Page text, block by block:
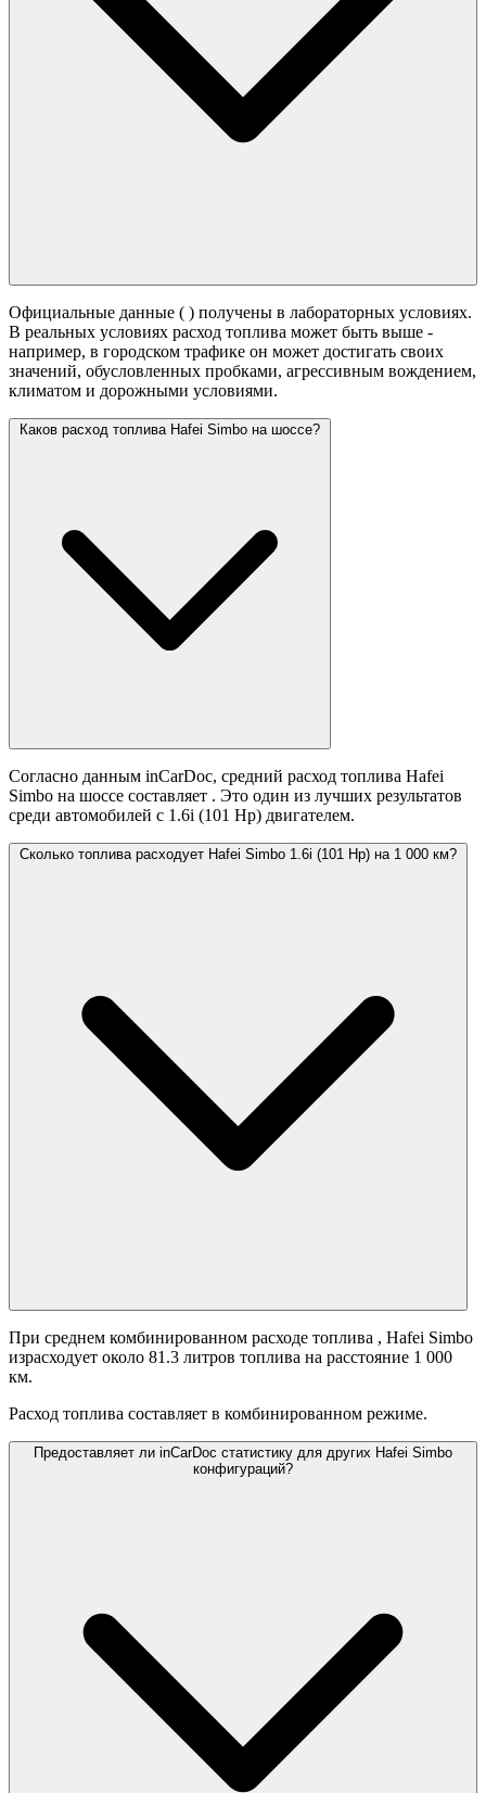
Официальные данные ( ) получены в лабораторных условиях.
В реальных условиях расход топлива может быть выше -
например, в городском трафике он может достигать своих
значений, обусловленных пробками, агрессивным вождением,
климатом и дорожными условиями.
Каков расход топлива Hafei Simbo на шоссе?
Согласно данным inCarDoc, средний расход топлива Hafei
Simbo на шоссе составляет . Это один из лучших результатов
среди автомобилей с 1.6i (101 Hp) двигателем.
Сколько топлива расходует Hafei Simbo 1.6i (101 Hp) на 1 000 км?
При среднем комбинированном расходе топлива , Hafei Simbo
израсходует около 81.3 литров топлива на расстояние 1 000
км.
Расход топлива составляет в комбинированном режиме.
Предоставляет ли inCarDoc статистику для других Hafei Simbo
конфигураций?